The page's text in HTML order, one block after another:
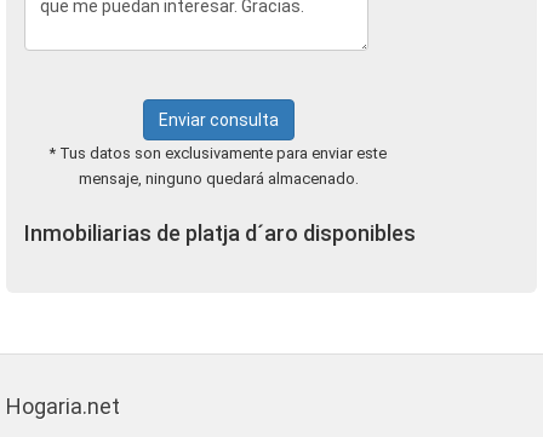
Enviar consulta
* Tus datos son exclusivamente para enviar este
mensaje, ninguno quedará almacenado.
Inmobiliarias de platja d´aro disponibles
Hogaria.net